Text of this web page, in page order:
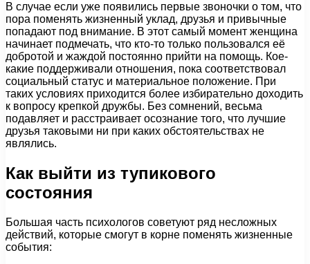
В случае если уже появились первые звоночки о том, что
пора поменять жизненный уклад, друзья и привычные
попадают под внимание. В этот самый момент женщина
начинает подмечать, что кто-то только пользовался её
добротой и жаждой постоянно прийти на помощь. Кое-
какие поддерживали отношения, пока соответствовал
социальный статус и материальное положение. При
таких условиях приходится более избирательно доходить
к вопросу крепкой дружбы. Без сомнений, весьма
подавляет и расстраивает осознание того, что лучшие
друзья таковыми ни при каких обстоятельствах не
являлись.
Как выйти из тупикового
состояния
Большая часть психологов советуют ряд несложных
действий, которые смогут в корне поменять жизненные
события: